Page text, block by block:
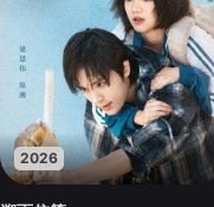
2026